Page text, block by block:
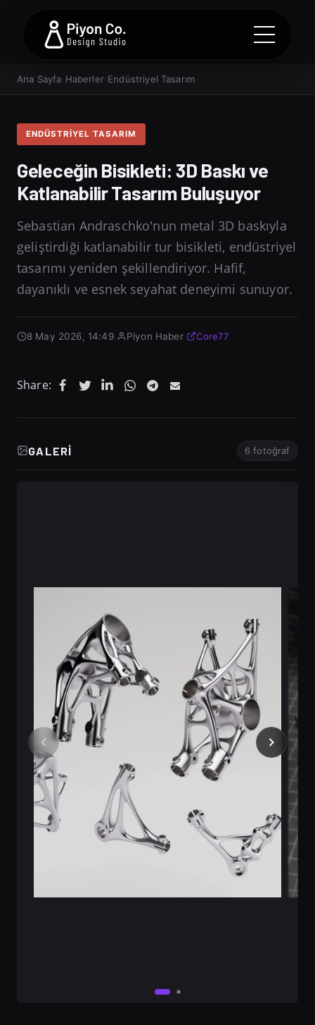
Ana Sayfa Haberler› Endüstriyel Tasarım
ENDÜSTRIYEL TASARIM
Geleceğin Bisikleti: 3D Baskı ve
Katlanabilir Tasarım Buluşuyor
Sebastian Andraschko'nun metal 3D baskıyla
geliştirdiği katlanabilir tur bisikleti, endüstriyel
tasarımı yeniden şekillendiriyor. Hafif,
dayanıklı ve esnek seyahat deneyimi sunuyor.
8 May 2026, 14:49· Piyon Haber· Core77
Share:
GALERI 6 fotoğraf